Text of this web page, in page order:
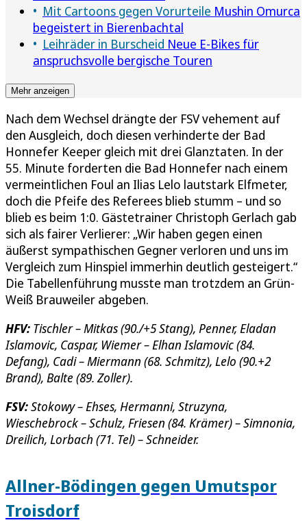
Mit Cartoons gegen Vorurteile Mushin Omurca
begeistert in Bierenbachtal
Leihräder in Burscheid Neue E-Bikes für
anspruchsvolle bergische Touren
Mehr anzeigen
Nach dem Wechsel drängte der FSV vehement auf
den Ausgleich, doch diesen verhinderte der Bad
Honnefer Keeper gleich mit drei Glanztaten. In der
55. Minute forderten die Bad Honnefer nach einem
vermeintlichen Foul an Ilias Lelo lautstark Elfmeter,
doch die Pfeife des Referees blieb stumm – und so
blieb es beim 1:0. Gästetrainer Christoph Gerlach gab
sich als fairer Verlierer: „Wir haben gegen einen
äußerst sympathischen Gegner verloren und uns im
Vergleich zum Hinspiel immerhin deutlich gesteigert.“
Die Tabellenführung musste man trotzdem an Grün-
Weiß Brauweiler abgeben.
HFV: Tischler – Mitkas (90./+5 Stang), Penner, Eladan
Islamovic, Caspar, Wiemer – Elhan Islamovic (84.
Defang), Cadi – Miermann (68. Schmitz), Lelo (90.+2
Brand), Balte (89. Zoller).
FSV:Stokowy – Ehses, Hermanni, Struzyna,
Wieschebrock – Schulz, Friesen (84. Krämer) – Simnonia,
Dreilich, Lorbach (71. Tel) – Schneider.
Allner-Bödingen gegen Umutspor
Troisdorf